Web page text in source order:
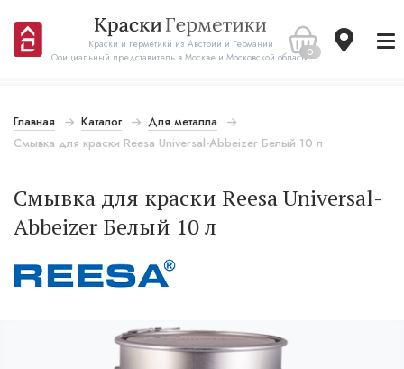
Краски и герметики из Австрии и Германии
Официальный представитель в Москве и Московской области0
Главная Каталог
Для металла
Смывка для краски Reesa Universal-Abbeizer Белый 10 л
Смывка для краски Reesa Universal-
Abbeizer Белый 10 л